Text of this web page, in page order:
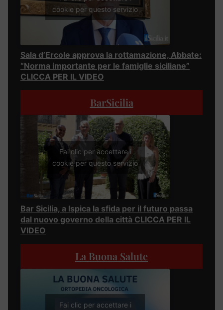
cookie per questo servizio
Sala d’Ercole approva la rottamazione, Abbate:
“Norma importante per le famiglie siciliane”
CLICCA PER IL VIDEO
BarSicilia
Fai clic per accettare i
cookie per questo servizio
Bar Sicilia, a Ispica la sfida per il futuro passa
dal nuovo governo della città CLICCA PER IL
VIDEO
La Buona Salute
Fai clic per accettare i